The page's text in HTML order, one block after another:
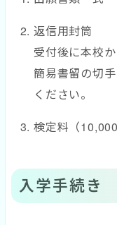
返信用封筒
受付後に本校
簡易書留の切
ください。
検定料（
入学手続き